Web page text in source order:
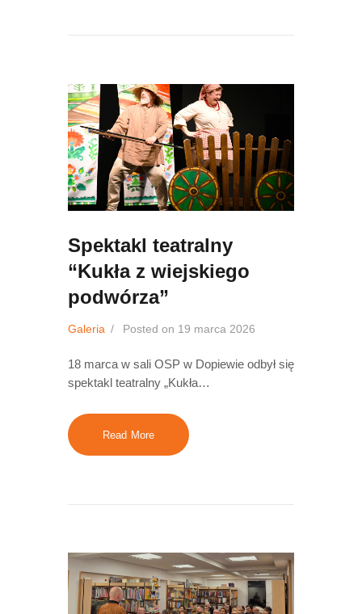
Spektakl teatralny
“Kukła z wiejskiego
podwórza”
Galeria Posted on 19 marca 2026
18 marca w sali OSP w Dopiewie odbył się
spektakl teatralny „Kukła…
Read More